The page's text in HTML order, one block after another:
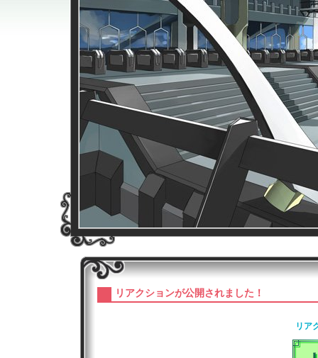
リアクションが公開されました！
リア